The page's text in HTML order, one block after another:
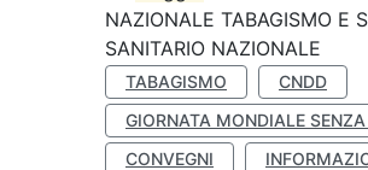
NAZIONALE TABAGISMO E
SANITARIO NAZIONALE
TABAGISMO
CNDD
GIORNATA MONDIALE
CONVEGNI